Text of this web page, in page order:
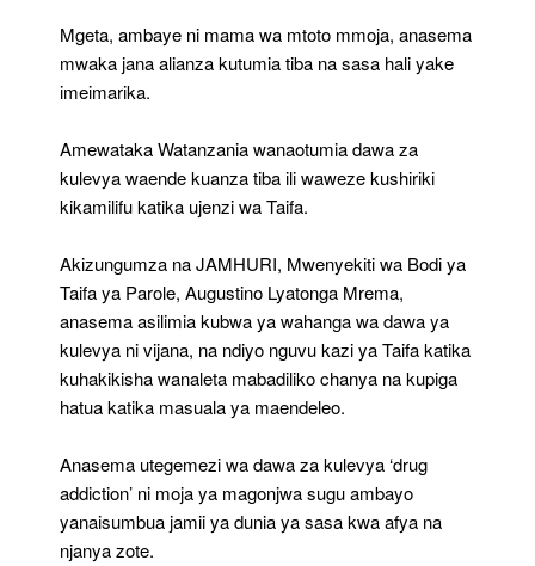
Mgeta, ambaye ni mama wa mtoto mmoja, anasema
mwaka jana alianza kutumia tiba na sasa hali yake
imeimarika.
Amewataka Watanzania wanaotumia dawa za
kulevya waende kuanza tiba ili waweze kushiriki
kikamilifu katika ujenzi wa Taifa.
Akizungumza na JAMHURI, Mwenyekiti wa Bodi ya
Taifa ya Parole, Augustino Lyatonga Mrema,
anasema asilimia kubwa ya wahanga wa dawa ya
kulevya ni vijana, na ndiyo nguvu kazi ya Taifa katika
kuhakikisha wanaleta mabadiliko chanya na kupiga
hatua katika masuala ya maendeleo.
Anasema utegemezi wa dawa za kulevya ‘drug
addiction’ ni moja ya magonjwa sugu ambayo
yanaisumbua jamii ya dunia ya sasa kwa afya na
njanya zote.